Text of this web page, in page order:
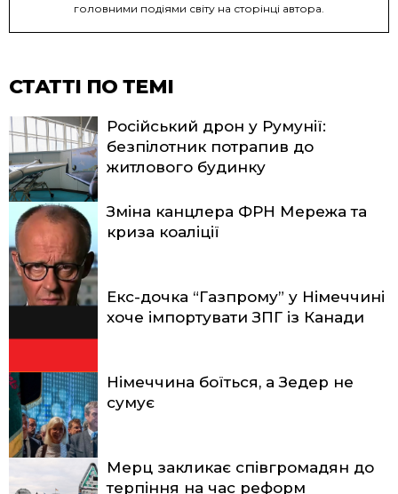
головними подіями світу на сторінці автора.
СТАТТІ ПО ТЕМІ
Російський дрон у Румунії:
безпілотник потрапив до
житлового будинку
Зміна канцлера ФРН Мережа та
криза коаліції
Екс-дочка “Газпрому” у Німеччині
хоче імпортувати ЗПГ із Канади
Німеччина боїться, а Зедер не
сумує
Мерц закликає співгромадян до
терпіння на час реформ